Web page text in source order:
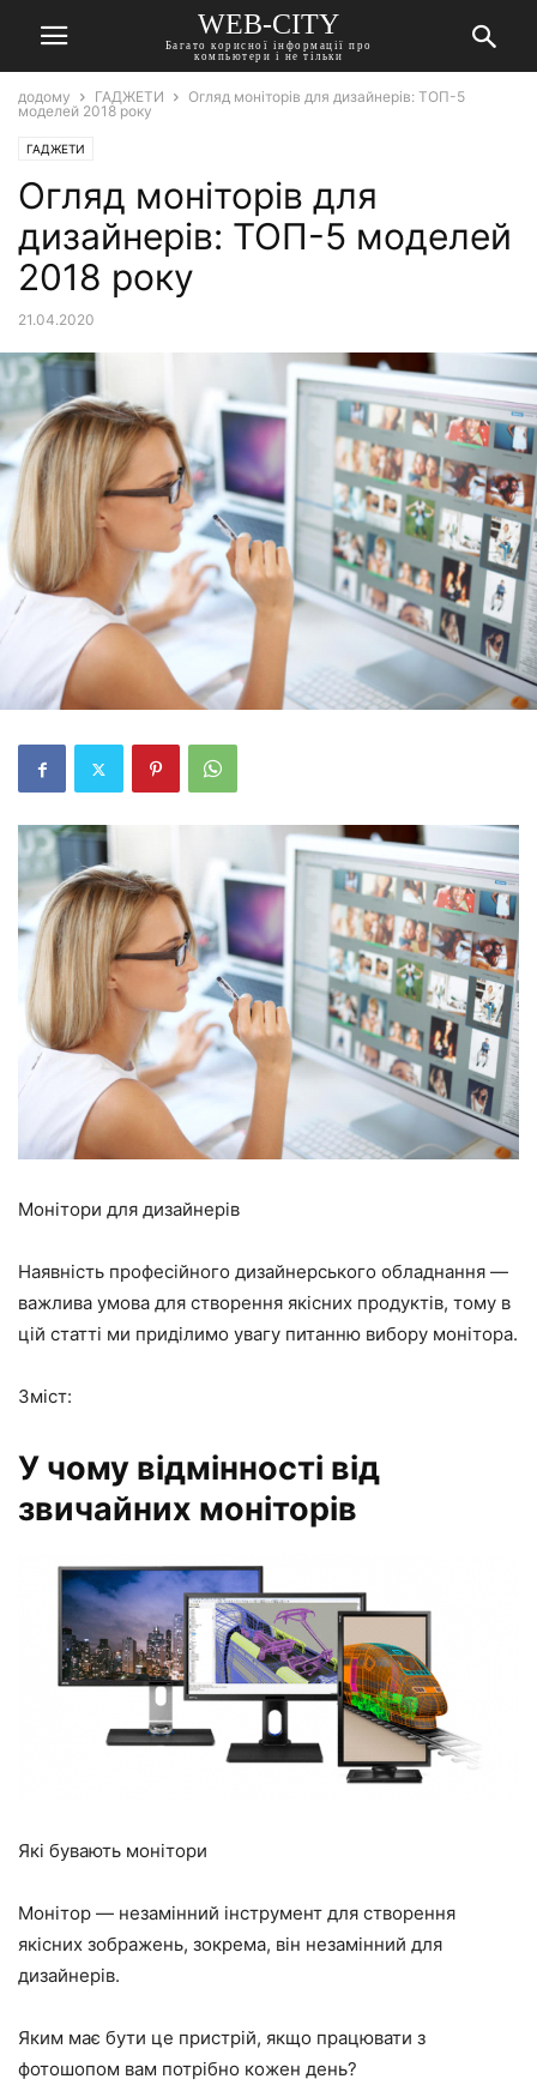
WEB-CITY
Багато корисної інформації про
компьютери і не тільки
додому ГАДЖЕТИ
Огляд моніторів для дизайнерів: ТОП-5
моделей 2018 року
ГАДЖЕТИ
Огляд моніторів для
дизайнерів: ТОП-5 моделей
2018 року
21.04.2020
Монітори для дизайнерів
Наявність професійного дизайнерського обладнання —
важлива умова для створення якісних продуктів, тому в
цій статті ми приділимо увагу питанню вибору монітора.
Зміст:
У чому відмінності від
звичайних моніторів
Які бувають монітори
Монітор — незамінний інструмент для створення
якісних зображень, зокрема, він незамінний для
дизайнерів.
Яким має бути це пристрій, якщо працювати з
фотошопом вам потрібно кожен день?